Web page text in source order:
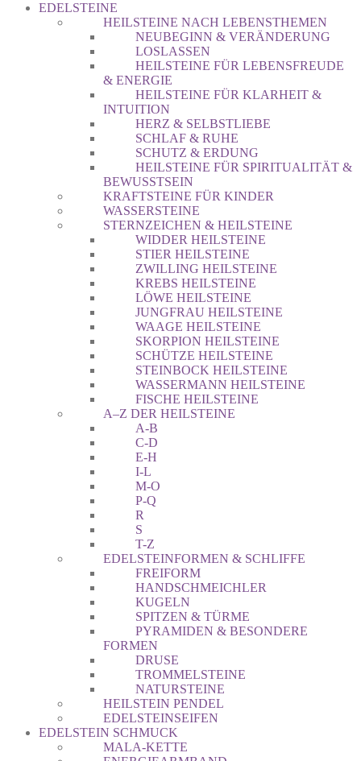
EDELSTEINE
HEILSTEINE NACH LEBENSTHEMEN
NEUBEGINN & VERÄNDERUNG
LOSLASSEN
HEILSTEINE FÜR LEBENSFREUDE
& ENERGIE
HEILSTEINE FÜR KLARHEIT &
INTUITION
HERZ & SELBSTLIEBE
SCHLAF & RUHE
SCHUTZ & ERDUNG
HEILSTEINE FÜR SPIRITUALITÄT &
BEWUSSTSEIN
KRAFTSTEINE FÜR KINDER
WASSERSTEINE
STERNZEICHEN & HEILSTEINE
WIDDER HEILSTEINE
STIER HEILSTEINE
ZWILLING HEILSTEINE
KREBS HEILSTEINE
LÖWE HEILSTEINE
JUNGFRAU HEILSTEINE
WAAGE HEILSTEINE
SKORPION HEILSTEINE
SCHÜTZE HEILSTEINE
STEINBOCK HEILSTEINE
WASSERMANN HEILSTEINE
FISCHE HEILSTEINE
A–Z DER HEILSTEINE
A-B
C-D
E-H
I-L
M-O
P-Q
R
S
T-Z
EDELSTEINFORMEN & SCHLIFFE
FREIFORM
HANDSCHMEICHLER
KUGELN
SPITZEN & TÜRME
PYRAMIDEN & BESONDERE
FORMEN
DRUSE
TROMMELSTEINE
NATURSTEINE
HEILSTEIN PENDEL
EDELSTEINSEIFEN
EDELSTEIN SCHMUCK
MALA-KETTE